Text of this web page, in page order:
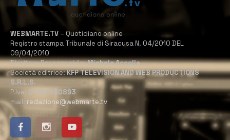
WEBMARTE.TV – Quotidiano online
Registro stampa Tribunale di Siracusa N. 04/2010 DEL
09/04/2010
Direttore Responsabile:Michele Accolla
Società editrice:KFP TELEVISION AND WEB PRODUCTIONS
S.R.L.S.
P.Iva: 02184950893
mail: redazione@webmarte.tv